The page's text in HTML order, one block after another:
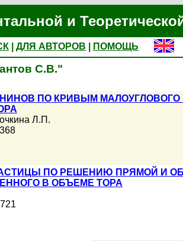
и
ДЛЯ АВТОРОВ
ПОМОЩЬ
С.В."
ПО КРИВЫМ МАЛОУГЛОВОГО
Л.П.
ПО РЕШЕНИЮ ПРЯМОЙ И
В ОБЪЕМЕ ТОРА